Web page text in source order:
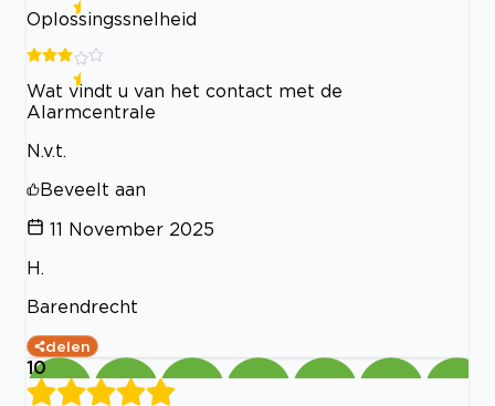
Oplossingssnelheid
Wat vindt u van het contact met de
Alarmcentrale
N.v.t.
Beveelt aan
11 November 2025
H.
Barendrecht
delen
10